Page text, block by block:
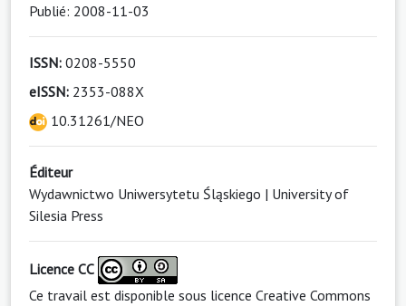
Publié: 2008-11-03
ISSN: 0208-5550
eISSN: 2353-088X
10.31261/NEO
Éditeur
Wydawnictwo Uniwersytetu Śląskiego | University of
Silesia Press
Licence CC
Ce travail est disponible sous licence Creative Commons